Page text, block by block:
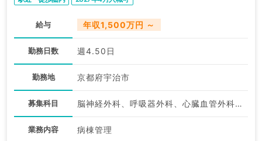
給与 年収1,500万円 ～
勤務日数 週4.50日
勤務地 京都府宇治市
募集科目 脳神経外科、呼吸器外科、心臓血管外科、一般内科、循環器内科、呼吸器内科、消化器内科、内分泌・代謝内科、腎臓内科、外科系全般、一般外科、消化器外科
業務内容 病棟管理